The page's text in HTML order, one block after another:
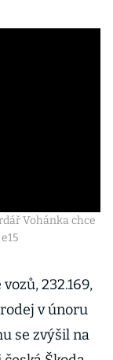
Vohánka chce
232.169,
v únoru
se zvýšil na